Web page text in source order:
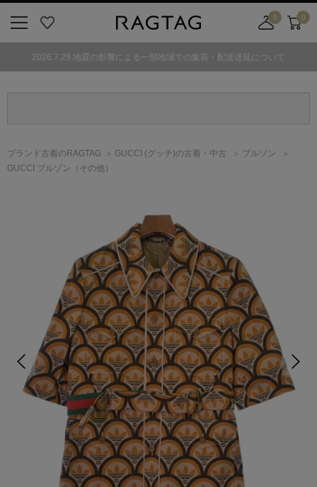
気
0
舗
カ
ト
0
2026.7.29 地震の影響による一部地域での集荷・配送遅延について
ブランド古着のRAGTAG GUCCI (グッチ)の古着・中古
ブルゾン
GUCCI ブルゾン（その他）